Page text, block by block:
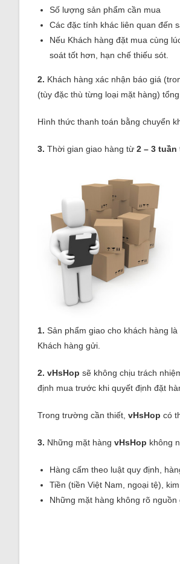
Số lượng sản phẩm cần mua
Các đặc tính khác liên quan đến
Nếu Khách hàng đặt mua cùng
soát tốt hơn, hạn chế thiếu sót.
2. Khách hàng xác nhận báo giá
(tùy đặc thù từng loại mặt hàng)
Hình thức thanh toán bằng chuyển
3. Thời gian giao hàng từ 2 – 3 tuần
1. Sản phẩm giao cho khách hàng là
Khách hàng gửi.
2. vHsHop sẽ không chịu trách
định mua trước khi quyết định đặt
Trong trường cần thiết, vHsHop có
3. Những mặt hàng vHsHop không
Hàng cấm theo luật quy định,
Tiền (tiền Việt Nam, ngoại tệ),
Những mặt hàng không rõ nguồn